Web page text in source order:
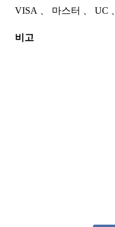
VISA
마스터 UC
비고